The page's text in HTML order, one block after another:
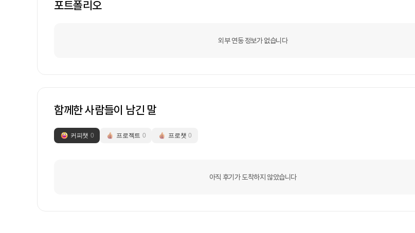
포트폴리오
외부 연동 정보가 없습니다
함께한 사람들이 남긴 말
커피챗 0 프로젝트 0 프로챗 0
아직 후기가 도착하지 않았습니다